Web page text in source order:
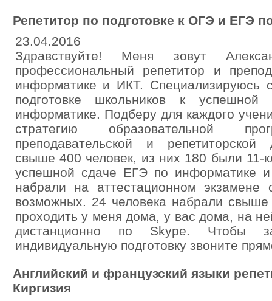
Репетитор по подготовке к ОГЭ и ЕГЭ
23.04.2016
Здравствуйте! Меня зовут
профессиональный репетитор и
информатике и ИКТ. Специализируюсь
подготовке школьников к
информатике. Подберу для каждого
стратегию образовательной
преподавательской и репетиторской
свыше 400 человек, из них 180 были 11-
успешной сдаче ЕГЭ по информатике
набрали на аттестационном
возможных. 24 человека набрали
проходить у меня дома, у вас дома, на
дистанционно по Skype. Чтобы
индивидуальную подготовку звоните
Английский и французский языки
Киргизия